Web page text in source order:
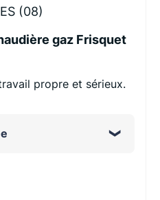
(08)
gaz Frisquet
propre et sérieux.